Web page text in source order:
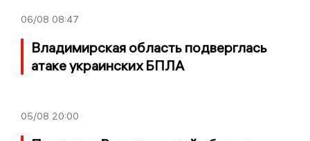
06/08 08:47
Владимирская область подверглась
атаке украинских БПЛА
05/08 20:00